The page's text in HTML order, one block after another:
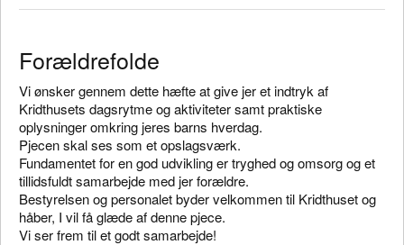
Forældrefolde
Vi ønsker gennem dette hæfte at give jer et indtryk af
Kridthusets dagsrytme og aktiviteter samt praktiske
oplysninger omkring jeres barns hverdag.
Pjecen skal ses som et opslagsværk.
Fundamentet for en god udvikling er tryghed og omsorg og et
tillidsfuldt samarbejde med jer forældre.
Bestyrelsen og personalet byder velkommen til Kridthuset og
håber, I vil få glæde af denne pjece.
Vi ser frem til et godt samarbejde!